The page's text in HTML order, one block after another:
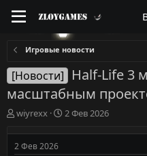
Игровые новости
[Новости]
Half-Life 3
масштабным
А
т
о
wiyrexx
Д
т
2 Фев 2026
2 Фев 2026